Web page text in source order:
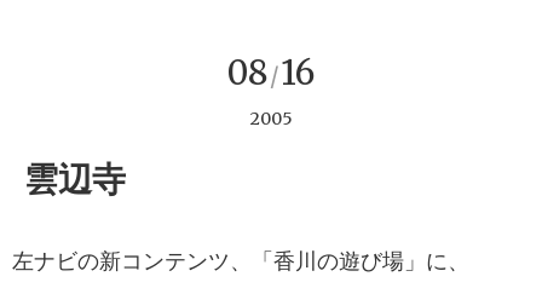
08/16
2005
雲辺寺
左ナビの新コンテンツ、「香川の遊び場」に、